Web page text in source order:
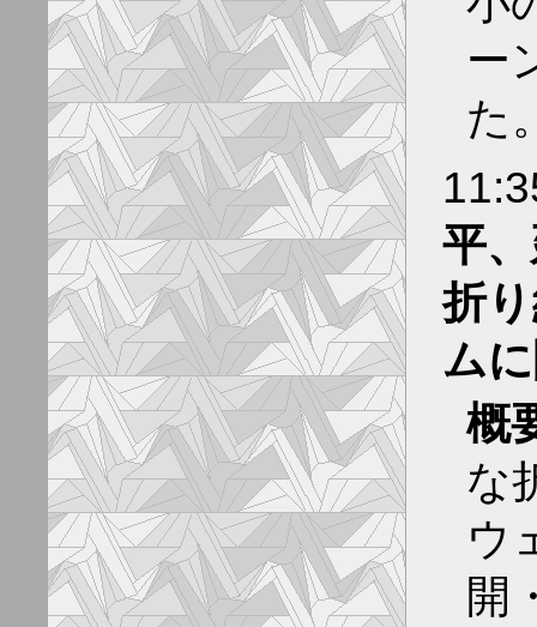
ー
た
平
折
ム
概
な
ウ
開